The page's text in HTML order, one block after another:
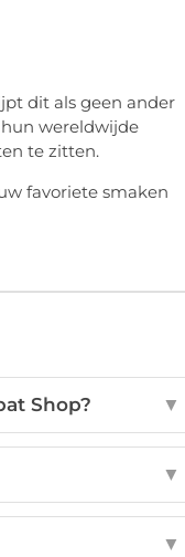
dit als geen ander
wereldwijde
te zitten.
favoriete smaken
Shop? ▼
▼
▼